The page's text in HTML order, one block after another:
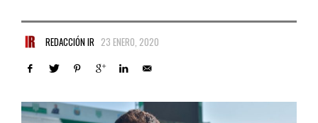
REDACCIÓN IR 23 ENERO, 2020